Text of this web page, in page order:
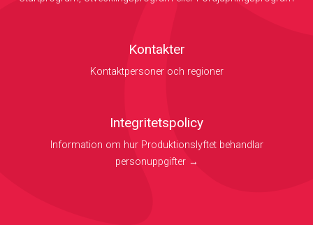
Kontakter
Kontaktpersoner och regioner
Integritetspolicy
Information om hur Produktionslyftet behandlar
personuppgifter →